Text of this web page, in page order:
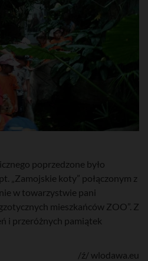
poprzedzone było
„Zamojskie koty” połączonym z
w towarzystwie pani
mieszkańców ZOO”. Z
i przeróżnych pamiątek
/ź/ wlodawa.eu